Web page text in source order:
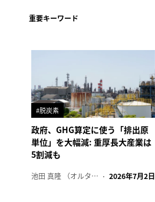
重要キーワード
#脱炭素
政府、GHG算定に使う「排出原
単位」を大幅減: 重厚長大産業は
5割減も
池田 真隆 （オルタナ輪番編集長） 2026年7月2日